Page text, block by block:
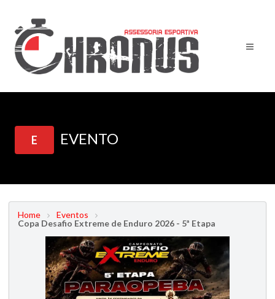
E EVENTO
Home
Eventos
Copa Desafio Extreme de Enduro 2026 - 5ª Etapa